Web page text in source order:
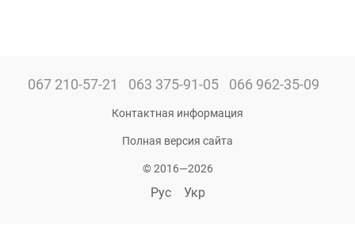
067 210-57-21 063 375-91-05 066 962-35-09
Контактная информация
Полная версия сайта
© 2016—2026
Рус Укр